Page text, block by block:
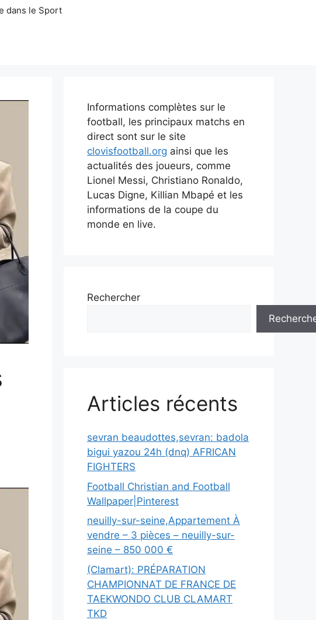
dans le Sport
Informations complètes sur le
football, les principaux matchs en
direct sont sur le site
clovisfootball.org ainsi que les
actualités des joueurs, comme
Lionel Messi, Christiano Ronaldo,
Lucas Digne, Killian Mbapé et les
informations de la coupe du
monde en live.
Rechercher
Articles récents
sevran beaudottes,sevran: badola
bigui yazou 24h (dnq) AFRICAN
FIGHTERS
Football Christian and Football
Wallpaper|Pinterest
neuilly-sur-seine,Appartement À
vendre – 3 pièces – neuilly-sur-
seine – 850 000 €
(Clamart): PRÉPARATION
CHAMPIONNAT DE FRANCE DE
TAEKWONDO CLUB CLAMART
TKD